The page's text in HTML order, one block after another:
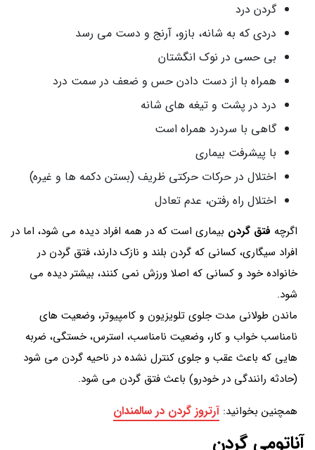
گردن درد
دردی که به شانه، بازو، آرنج و دست می رسد
بی حسی در نوک انگشتان
همراه با از دست دادن حس و ضعف در سمت درد
درد در پشت و تیغه های شانه
گاهی با سردرد همراه است
با پیشرفت بیماری
اختلال در حرکات حرکتی ظریف (بستن دکمه ها و غیره)
اختلال راه رفتن، عدم تعادل
اگرچه فتق گردن بیماری است که در همه افراد دیده می شود، اما در
افراد سیگاری، کسانی که گردن بلند و نازک دارند، فتق گردن در
خانواده خود و کسانی که اصلا ورزش نمی کنند، بیشتر دیده می
شود.
ماندن طولانی مدت جلوی تلویزیون و کامپیوتر، وضعیت های
نامناسب خواب و کار، وضعیت نامناسب، استرس، خستگی، ضربه
هایی که باعث عقب و جلوی کنترل نشده در ناحیه گردن می شود
(حادثه رانندگی در خودرو) باعث فتق گردن می شود.
همچنین بخوانید:آرتروز گردن در سالمندان
آناتومی گردن